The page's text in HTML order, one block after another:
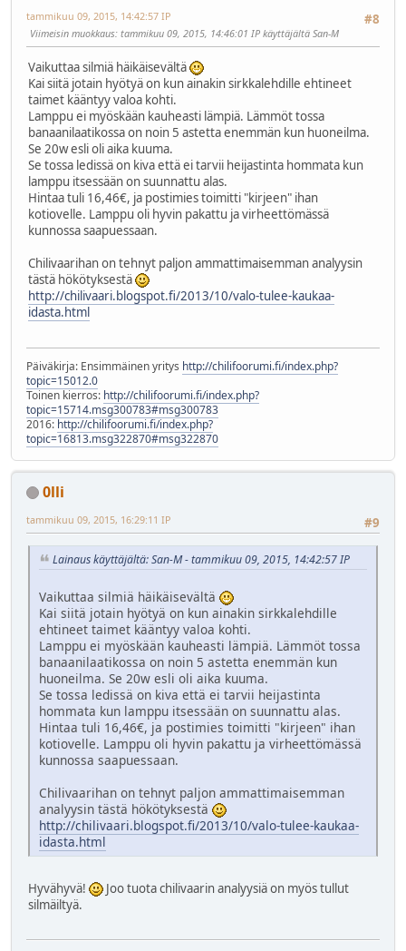
#8
tammikuu 09, 2015, 14:42:57 IP
Viimeisin muokkaus: tammikuu 09, 2015, 14:46:01 IP käyttäjältä San-M
Vaikuttaa silmiä häikäisevältä
Kai siitä jotain hyötyä on kun ainakin sirkkalehdille ehtineet
taimet kääntyy valoa kohti.
Lamppu ei myöskään kauheasti lämpiä. Lämmöt tossa
banaanilaatikossa on noin 5 astetta enemmän kun huoneilma.
Se 20w esli oli aika kuuma.
Se tossa ledissä on kiva että ei tarvii heijastinta hommata kun
lamppu itsessään on suunnattu alas.
Hintaa tuli 16,46€, ja postimies toimitti "kirjeen" ihan
kotiovelle. Lamppu oli hyvin pakattu ja virheettömässä
kunnossa saapuessaan.
Chilivaarihan on tehnyt paljon ammattimaisemman analyysin
tästä hökötyksestä
http://chilivaari.blogspot.fi/2013/10/valo-tulee-kaukaa-
idasta.html
Päiväkirja: Ensimmäinen yritys http://chilifoorumi.fi/index.php?
topic=15012.0
Toinen kierros: http://chilifoorumi.fi/index.php?
topic=15714.msg300783#msg300783
2016: http://chilifoorumi.fi/index.php?
topic=16813.msg322870#msg322870
0lli
#9
tammikuu 09, 2015, 16:29:11 IP
Lainaus käyttäjältä: San-M - tammikuu 09, 2015, 14:42:57 IP
Vaikuttaa silmiä häikäisevältä
Kai siitä jotain hyötyä on kun ainakin sirkkalehdille
ehtineet taimet kääntyy valoa kohti.
Lamppu ei myöskään kauheasti lämpiä. Lämmöt tossa
banaanilaatikossa on noin 5 astetta enemmän kun
huoneilma. Se 20w esli oli aika kuuma.
Se tossa ledissä on kiva että ei tarvii heijastinta
hommata kun lamppu itsessään on suunnattu alas.
Hintaa tuli 16,46€, ja postimies toimitti "kirjeen" ihan
kotiovelle. Lamppu oli hyvin pakattu ja virheettömässä
kunnossa saapuessaan.
Chilivaarihan on tehnyt paljon ammattimaisemman
analyysin tästä hökötyksestä
http://chilivaari.blogspot.fi/2013/10/valo-tulee-kaukaa-
idasta.html
Hyvähyvä!
Joo tuota chilivaarin analyysiä on myös tullut
silmäiltyä.